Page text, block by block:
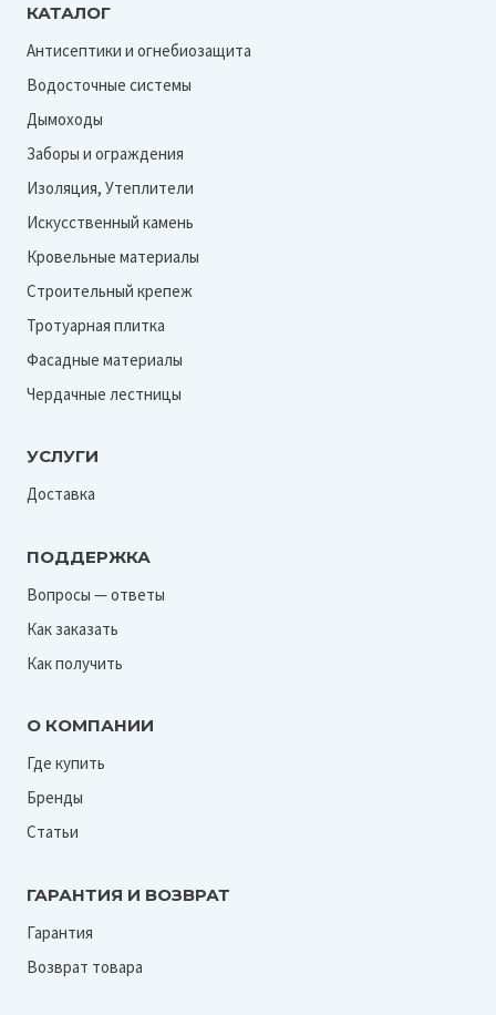
КАТАЛОГ
Антисептики и огнебиозащита
Водосточные системы
Дымоходы
Заборы и ограждения
Изоляция, Утеплители
Искусственный камень
Кровельные материалы
Строительный крепеж
Тротуарная плитка
Фасадные материалы
Чердачные лестницы
УСЛУГИ
Доставка
ПОДДЕРЖКА
Вопросы — ответы
Как заказать
Как получить
О КОМПАНИИ
Где купить
Бренды
Статьи
ГАРАНТИЯ И ВОЗВРАТ
Гарантия
Возврат товара